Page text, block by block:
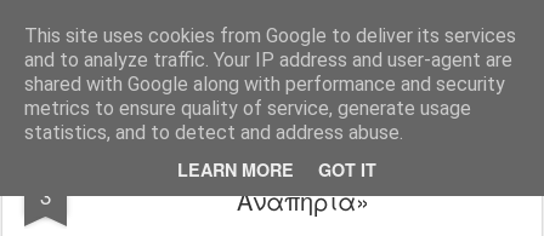
This site uses cookies from Google to deliver its services
and to analyze traffic. Your IP address and user-agent are
shared with Google along with performance and security
metrics to ensure quality of service, generate usage
statistics, and to detect and address abuse.
LEARN MORE GOT IT
Ιδιωτικό Δημοτικό Σχολείο "Ι.Μ.ΔΕΛΑΣΑΛ"
3
«Παγκόσμια Ημέρα Ατόμων με
Αναπηρία»